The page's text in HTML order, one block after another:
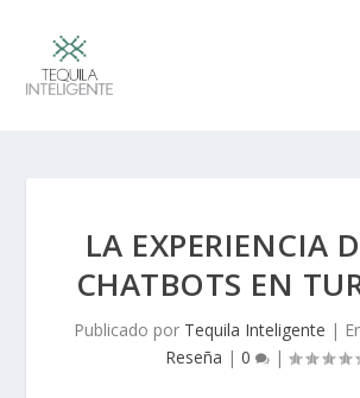
LA EXPERIENCIA
CHATBOTS EN
Publicado por Tequila Inteligente |
Reseña | 0 |